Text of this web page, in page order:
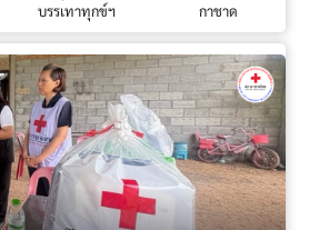
บรรเทาทุกข์ฯ
กาชาด